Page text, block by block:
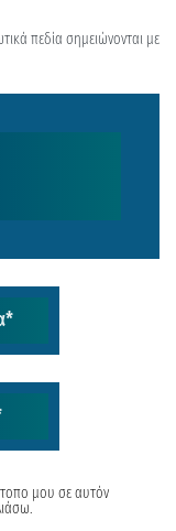
πεδία σημειώνονται με
*
μου σε αυτόν